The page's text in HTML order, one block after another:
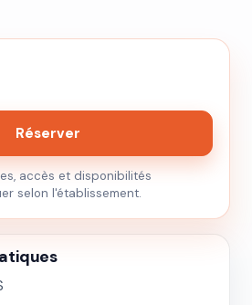
Réserver
accès et disponibilités
selon l'établissement.